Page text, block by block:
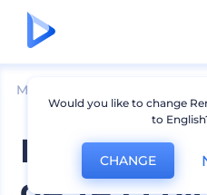
Mockups
Mockups
Would you like to change
to
CHANGE